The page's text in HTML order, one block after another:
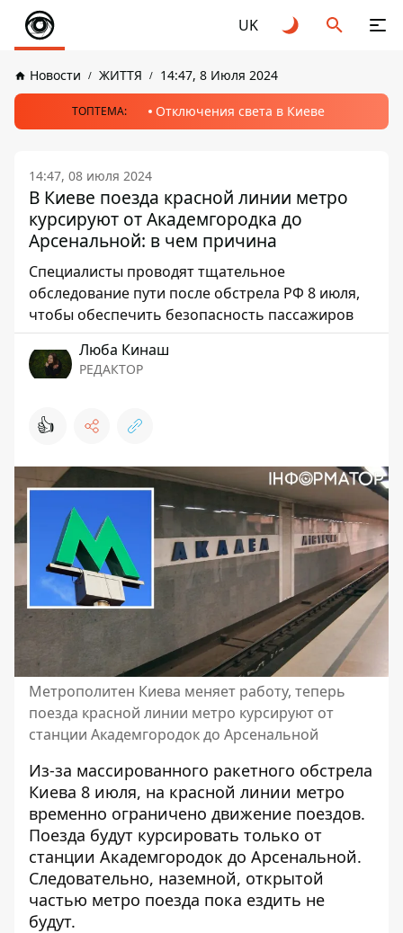
UK
Новости ЖИТТЯ 14:47, 8 Июля 2024
ТОПТЕМА: Отключения света в Киеве
14:47, 08 июля 2024
В Киеве поезда красной линии метро
курсируют от Академгородка до
Арсенальной: в чем причина
Специалисты проводят тщательное
обследование пути после обстрела РФ 8 июля,
чтобы обеспечить безопасность пассажиров
Люба Кинаш
РЕДАКТОР
👍
Метрополитен Киева меняет работу, теперь
поезда красной линии метро курсируют от
станции Академгородок до Арсенальной
Из-за массированного ракетного обстрела
Киева 8 июля, на красной линии метро
временно ограничено движение поездов.
Поезда будут курсировать только от
станции Академгородок до Арсенальной.
Следовательно, наземной, открытой
частью метро поезда пока ездить не
будут.